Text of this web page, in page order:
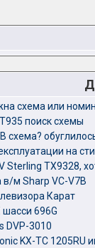
схема или
поиск схемы
схема?
на
Sterling TX9328,
в/м Sharp VC-V7B
Карат
696G
DVP-3010
KX-TC 1205RU